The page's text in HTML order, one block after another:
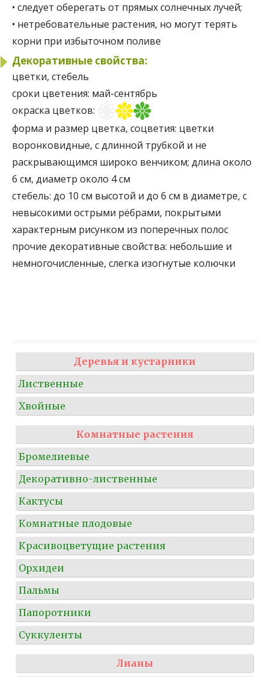
• следует оберегать от прямых солнечных лучей;
• нетребовательные растения, но могут терять
корни при избыточном поливе
Декоративные свойства:
цветки, стебель
сроки цветения: май-сентябрь
окраска цветков:
форма и размер цветка, соцветия: цветки
воронковидные, с длинной трубкой и не
раскрывающимся широко венчиком; длина около
6 см, диаметр около 4 см
стебель: до 10 см высотой и до 6 см в диаметре, с
невысокими острыми рёбрами, покрытыми
характерным рисунком из поперечных полос
прочие декоративные свойства: небольшие и
немногочисленные, слегка изогнутые колючки
Деревья и кустарники
Лиственные
Хвойные
Комнатные растения
Бромелиевые
Декоративно-лиственные
Кактусы
Комнатные плодовые
Красивоцветущие растения
Орхидеи
Пальмы
Папоротники
Суккуленты
Лианы